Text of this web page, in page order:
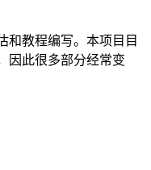
和教程编写。本项目目
因此很多部分经常变